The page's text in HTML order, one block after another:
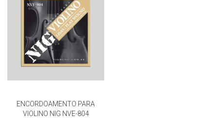
ENCORDOAMENTO PARA
VIOLINO NIG NVE-804